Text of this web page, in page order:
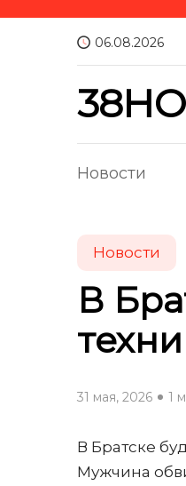
06.08.2026
Новости
Новости
В
31 мая, 2026 1
В Братске
Мужчина